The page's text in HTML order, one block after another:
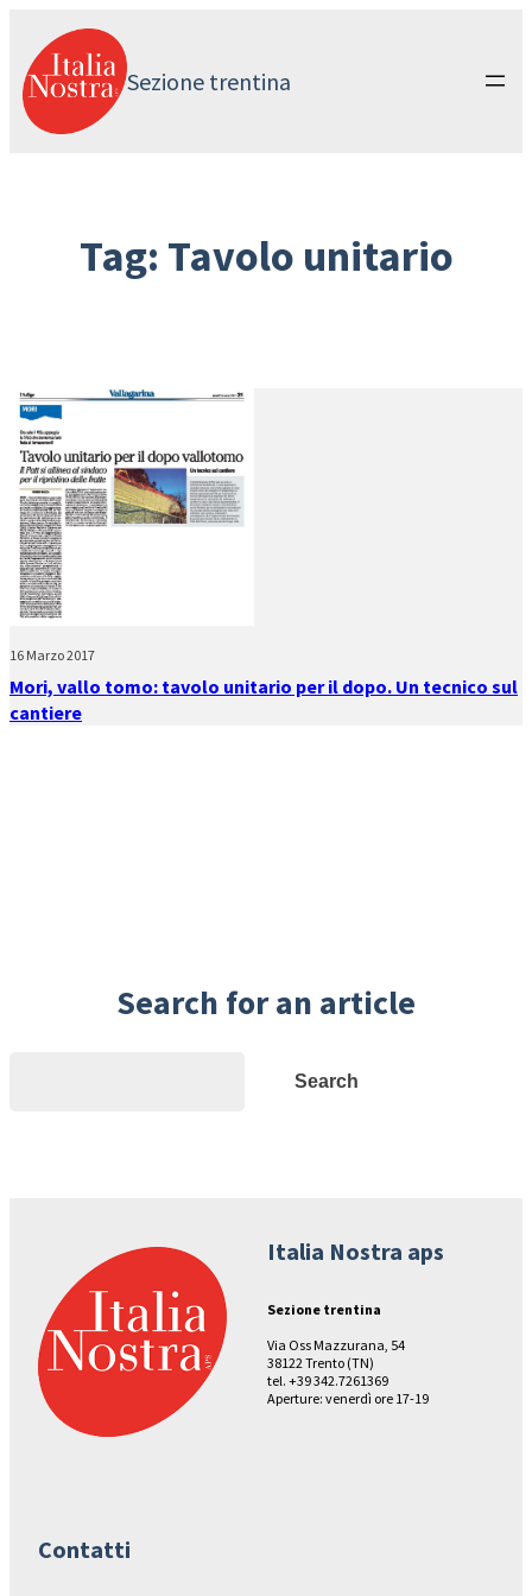
contenuto
Sezione trentina
Tag: Tavolo unitario
16 Marzo 2017
Mori, vallo tomo: tavolo unitario per il dopo. Un tecnico sul
cantiere
Search for an article
Search
Italia Nostra aps
Sezione trentina
Via Oss Mazzurana, 54
38122 Trento (TN)
tel. +39 342.7261369
Aperture: venerdì ore 17-19
Contatti